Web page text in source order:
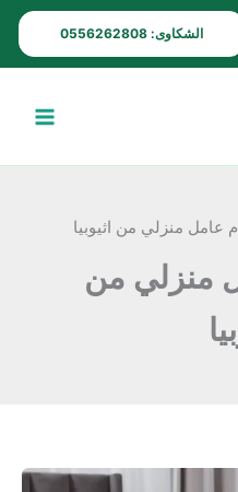
الشكاوى: 0556262808
عامل منزلي من اثيوبيا
منزلي من